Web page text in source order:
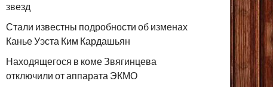
звезд
Стали известны подробности об изменах
Канье Уэста Ким Кардашьян
Находящегося в коме Звягинцева
отключили от аппарата ЭКМО